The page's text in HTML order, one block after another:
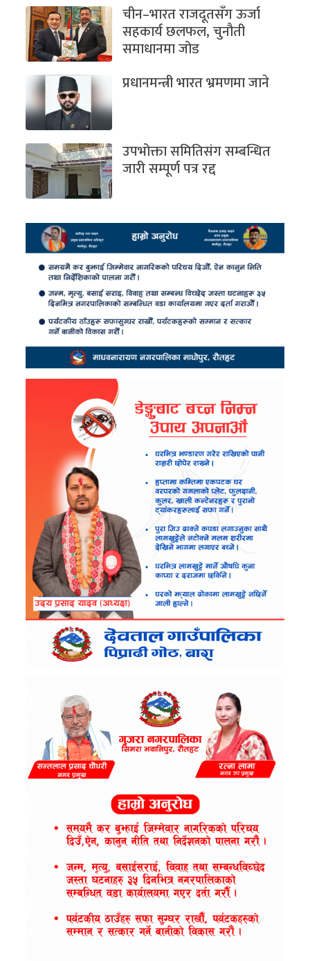
चीन–भारत राजदूतसँग ऊर्जा
सहकार्य छलफल, चुनौती
समाधानमा जोड
प्रधानमन्त्री भारत भ्रमणमा जाने
उपभोक्ता समितिसंग सम्बन्धित
जारी सम्पूर्ण पत्र रद्द